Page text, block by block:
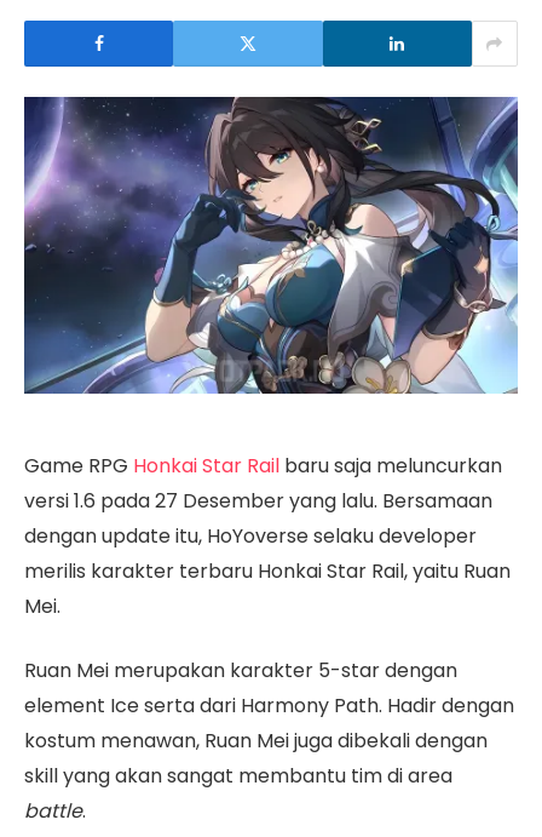
Game RPG Honkai Star Rail baru saja meluncurkan
versi 1.6 pada 27 Desember yang lalu. Bersamaan
dengan update itu, HoYoverse selaku developer
merilis karakter terbaru Honkai Star Rail, yaitu Ruan
Mei.
Ruan Mei merupakan karakter 5-star dengan
element Ice serta dari Harmony Path. Hadir dengan
kostum menawan, Ruan Mei juga dibekali dengan
skill yang akan sangat membantu tim di area
battle.